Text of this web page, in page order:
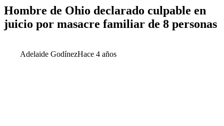
Hombre de Ohio declarado culpable en
juicio por masacre familiar de 8 personas
Adelaide GodínezHace 4 años